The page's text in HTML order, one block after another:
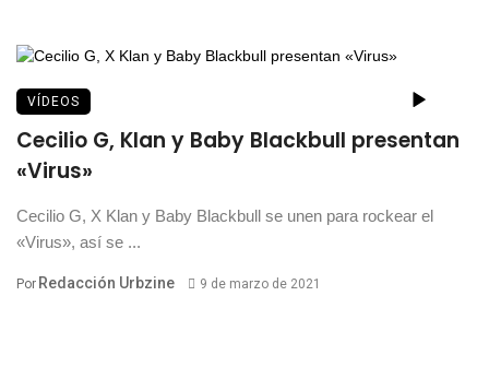
VÍDEOS
Cecilio G, Klan y Baby Blackbull presentan
«Virus»
Cecilio G, X Klan y Baby Blackbull se unen para rockear el
«Virus», así se ...
Por Redacción Urbzine 9 de marzo de 2021